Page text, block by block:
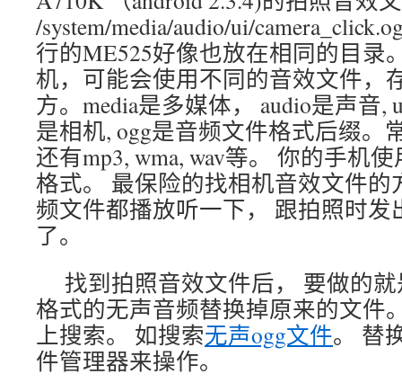
/system/media/audio/ui/
行的ME525好像也放在相同的目录
机，可能会使用不同的音效文件，
方。media是多媒体， audio是声音,
是相机, ogg是音频文件格式后缀。
还有mp3, wma, wav等。 你的手机
格式。 最保险的找相机音效文件
频文件都播放听一下， 跟拍照时
了。
找到拍照音效文件后， 要做的
格式的无声音频替换掉原来的文件
上搜索。 如搜索无声ogg文件。 替
件管理器来操作。